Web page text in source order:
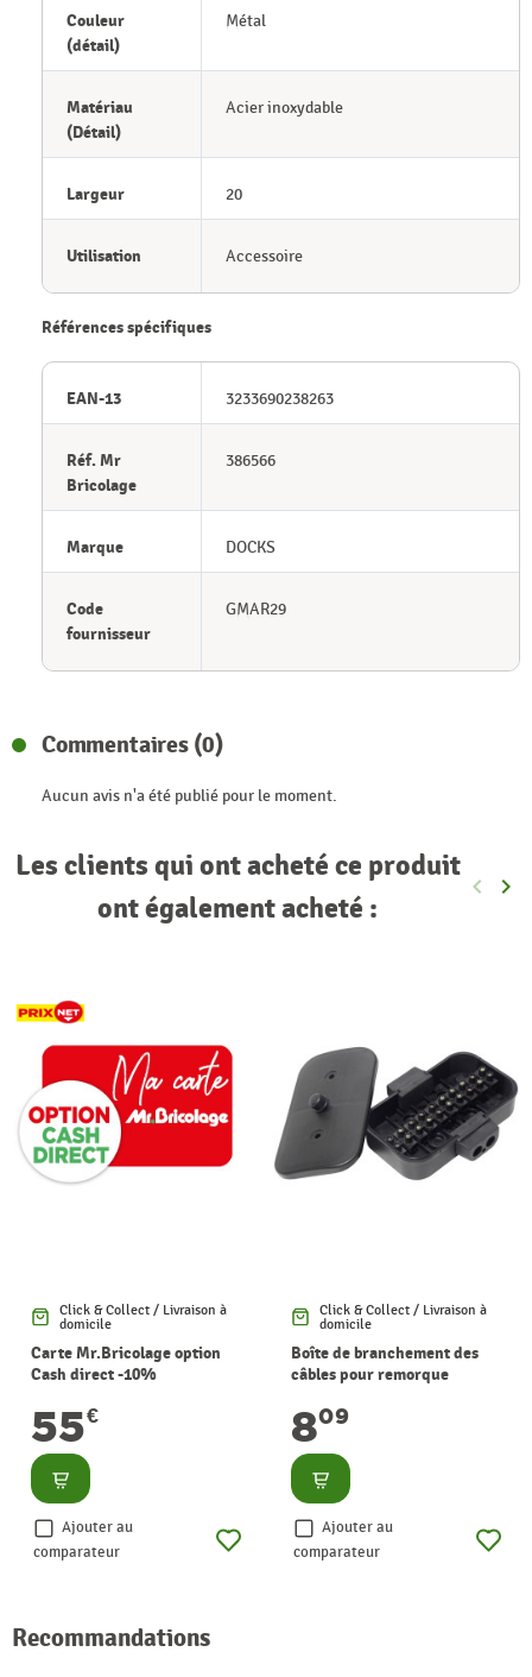
Couleur
(détail)
Métal
Matériau
(Détail)
Acier inoxydable
Largeur 20
Utilisation Accessoire
Références spécifiques
EAN-13 3233690238263
Réf. Mr
Bricolage
386566
Marque DOCKS
Code
fournisseur
GMAR29
Commentaires (0)
Aucun avis n'a été publié pour le moment.
Les clients qui ont acheté ce produit
ont également acheté :
keyboard_arrow_left keyboard_arrow_right
Click & Collect / Livraison à
domicile
Carte Mr.Bricolage option
Cash direct -10%
55€
Consulter
Ajouter au
comparateur
Click & Collect / Livraison à
domicile
Boîte de branchement des
câbles pour remorque
809
Consulter
Ajouter au
comparateur
Recommandations